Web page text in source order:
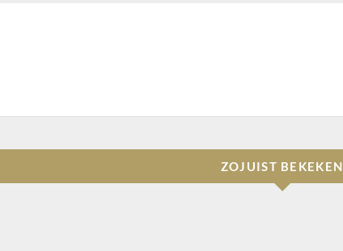
ZOJUIST BEKEKEN